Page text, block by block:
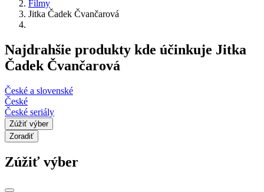
Filmy
Jitka Čadek Čvančarová
Najdrahšie produkty kde účinkuje Jitka
Čadek Čvančarová
České a slovenské
České
České seriály
Zúžiť výber
Zoradiť
Zúžiť výber